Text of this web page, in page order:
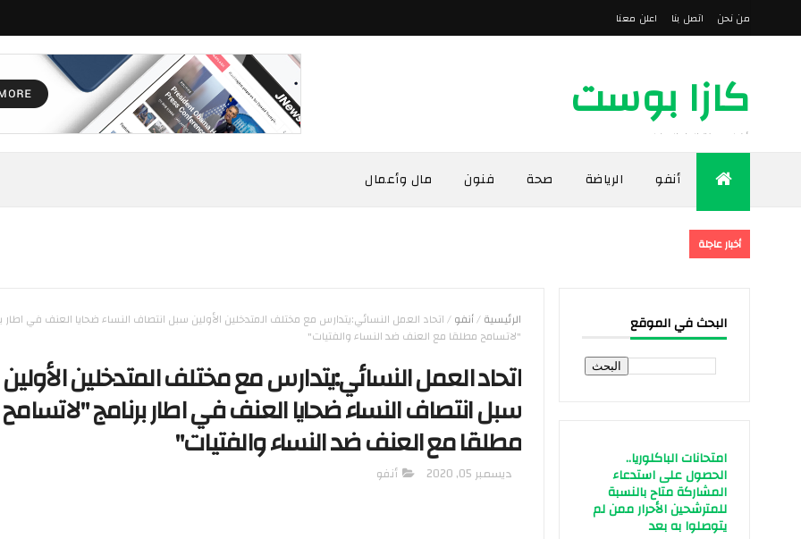
من نحن اتصل بنا اعلن معنا
كازا بوست
أخبار مدينة الدار البيضاء
أنفو الرياضة صحة فنون مال وأعمال
أخبار عاجلة
البحث في الموقع
امتحانات الباكلوريا..
الحصول على استدعاء
المشاركة متاح بالنسبة
للمترشحين الأحرار ممن لم
يتوصلوا به بعد
الرئيسية/أنفو/اتحاد العمل النسائي:يتدارس مع مختلف المتدخلين الأولين سبل انتصاف النساء ضحايا العنف في اطار
"لاتسامح مطلقا مع العنف ضد النساء والفتيات"
اتحاد العمل النسائي:يتدارس مع مختلف المتدخلين الأولين
سبل انتصاف النساء ضحايا العنف في اطار برنامج "لاتسامح
مطلقا مع العنف ضد النساء والفتيات"
ديسمبر 05, 2020 أنفو